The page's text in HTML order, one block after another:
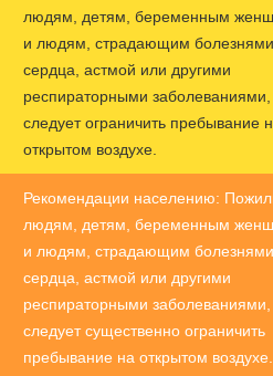
людям, детям, беременным
и людям, страдающим болезнями
сердца, астмой или другими
респираторными заболеваниями,
следует ограничить пребывание
открытом воздухе.
Рекомендации населению:
людям, детям, беременным
и людям, страдающим болезнями
сердца, астмой или другими
респираторными заболеваниями,
следует существенно ограничить
пребывание на открытом воздухе.